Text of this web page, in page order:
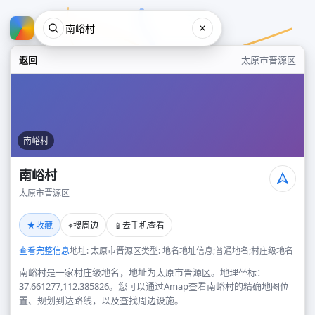
返回 太原市晋源区
南峪村
南峪村
太原市晋源区
★收藏 ⌖搜周边 📱 去手机查看
查看完整信息地址: 太原市晋源区类型: 地名地址信息;普通地名;村庄级地名
南峪村是一家村庄级地名，地址为太原市晋源区。地理坐标：
37.661277,112.385826。您可以通过Amap查看南峪村的精确地图位
置、规划到达路线，以及查找周边设施。